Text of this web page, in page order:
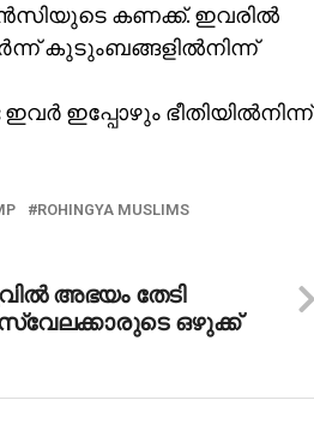
കണക്ക്. ഇവരില്‍
കുടുംബങ്ങളില്‍നിന്ന്
ഇപ്പോഴും ഭീതിയില്‍നിന്ന്
ROHINGYA MUSLIMS
അഭയം തേടി
ഒഴുക്ക്